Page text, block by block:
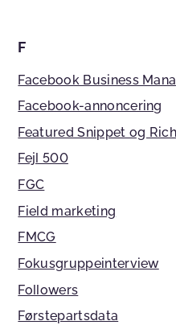
F
Facebook Business
Facebook-annoncering
Featured Snippet og
Fejl 500
FGC
Field marketing
FMCG
Fokusgruppeinterview
Followers
Førstepartsdata